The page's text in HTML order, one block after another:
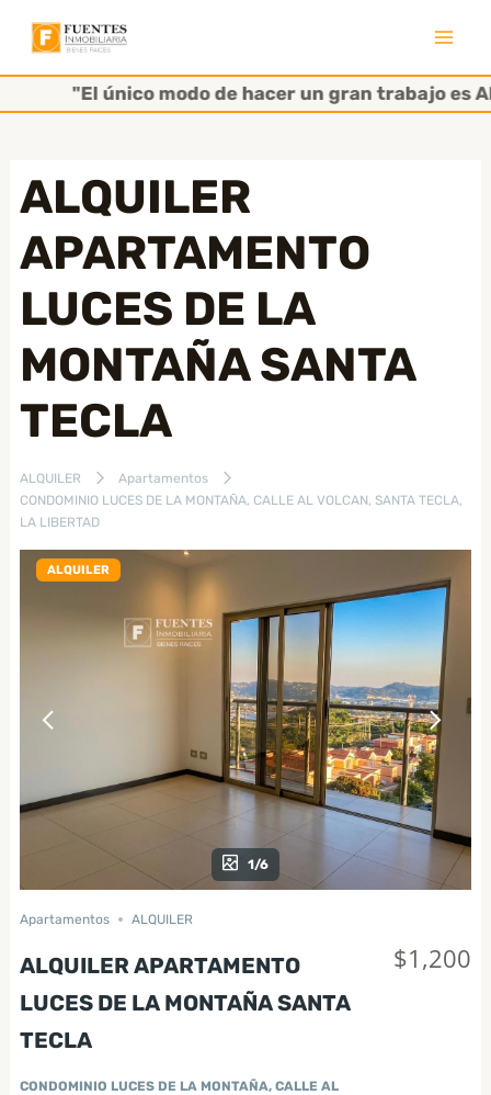
contenido"El único modo de hacer un gran trabajo es
ALQUILER
APARTAMENTO
LUCES DE LA
MONTAÑA SANTA
TECLA
ALQUILER
Apartamentos
CONDOMINIO LUCES DE LA MONTAÑA, CALLE AL VOLCAN, SANTA TECLA,
LA LIBERTAD
ALQUILER
1/6
Apartamentos ALQUILER
ALQUILER APARTAMENTO
LUCES DE LA MONTAÑA SANTA
TECLA
CONDOMINIO LUCES DE LA MONTAÑA, CALLE AL
$1,200